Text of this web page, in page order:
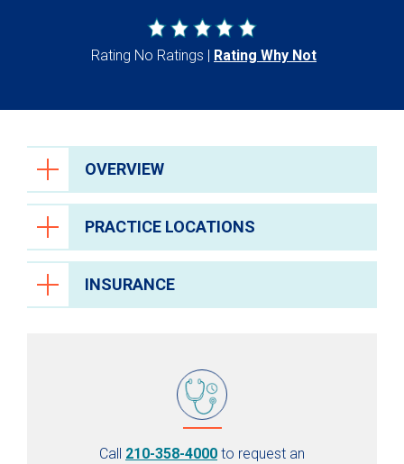
Rating No Ratings Rating Why Not
OVERVIEW
PRACTICE LOCATIONS
INSURANCE
Call 210-358-4000 to request an